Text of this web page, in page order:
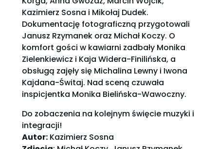
Kazimierz Sosna i Mikołaj Dudek.
Dokumentację fotograficzną przygotowali
Janusz Rzymanek oraz Michał Koczy. O
komfort gości w kawiarni zadbały Monika
Zielenkiewicz i Kaja Widera-Finilińska, a
obsługą zajęły się Michalina Lewny i Iwona
Kajdana-Świtaj. Nad sceną czuwała
inspicjentka Monika Bielińska-Wawoczny.
Do zobaczenia na kolejnym święcie muzyki i
integracji!
Autor:Kazimierz Sosna